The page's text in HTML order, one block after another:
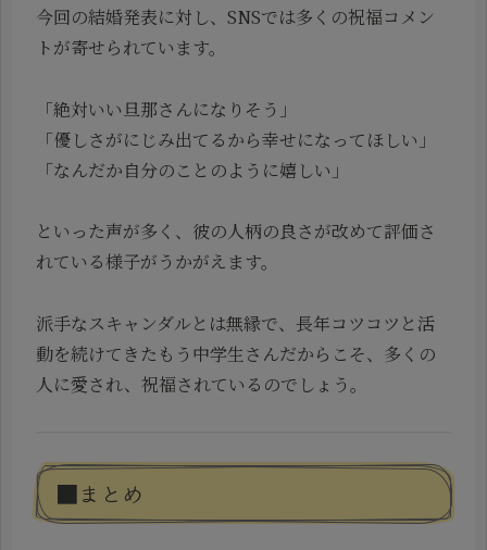
今回の結婚発表に対し、SNSでは多くの祝福コメン
トが寄せられています。
「絶対いい旦那さんになりそう」
「優しさがにじみ出てるから幸せになってほしい」
「なんだか自分のことのように嬉しい」
といった声が多く、彼の人柄の良さが改めて評価さ
れている様子がうかがえます。
派手なスキャンダルとは無縁で、長年コツコツと活
動を続けてきたもう中学生さんだからこそ、多くの
人に愛され、祝福されているのでしょう。
■まとめ